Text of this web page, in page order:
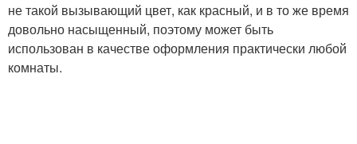
не такой вызывающий цвет, как красный, и в то же время
довольно насыщенный, поэтому может быть
использован в качестве оформления практически любой
комнаты.